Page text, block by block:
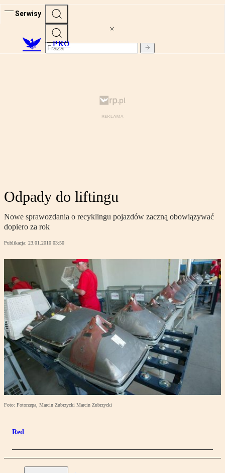
Serwisy
PRO
Odpady do liftingu
Nowe sprawozdania o recyklingu pojazdów zaczną obowiązywać
dopiero za rok
Publikacja: 23.01.2010 03:50
Foto: Fotorzepa, Marcin Zubrzycki Marcin Zubrzycki
Red